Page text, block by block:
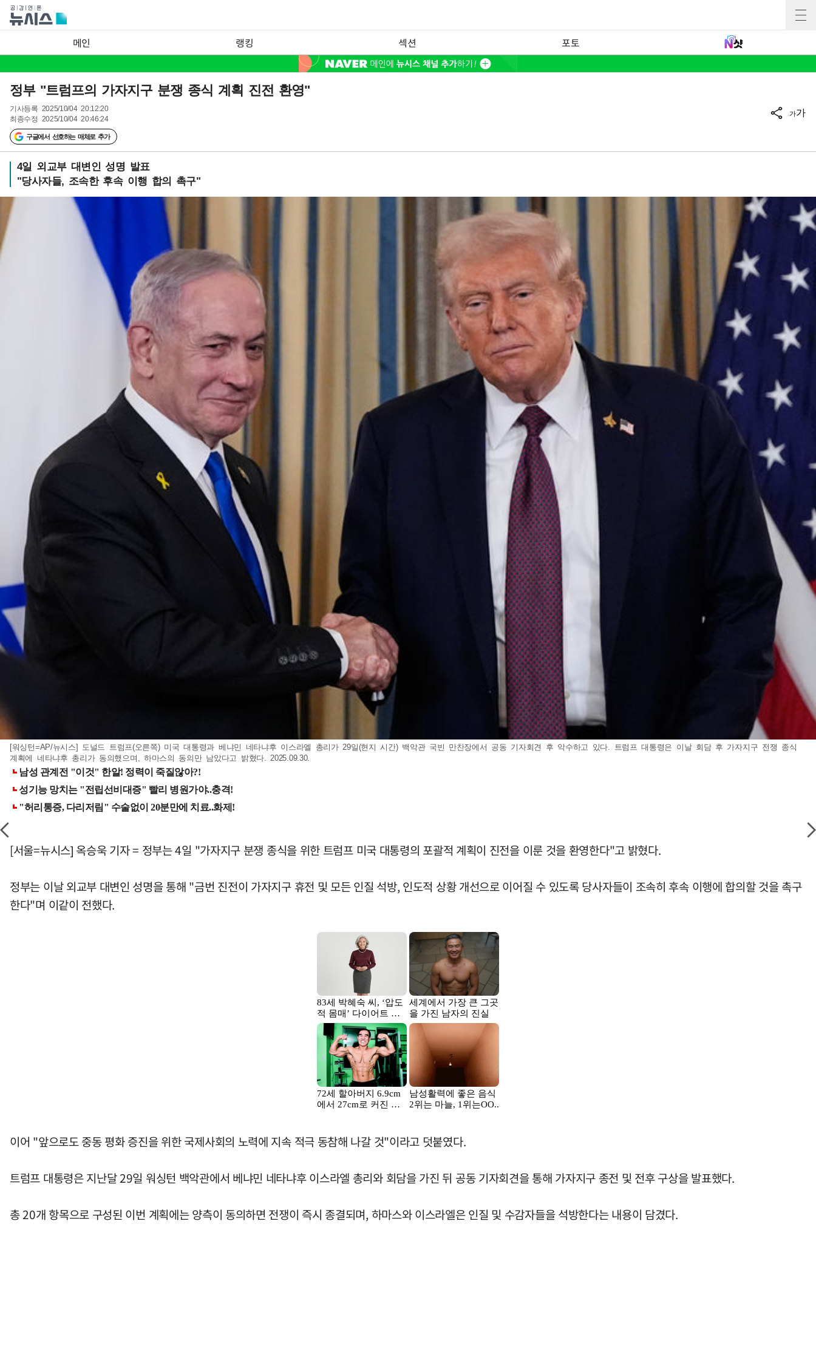
메인 랭킹 섹션 포토
정부 "트럼프의 가자지구 분쟁 종식 계획 진전 환영"
기사등록 2025/10/04 20:12:20
최종수정 2025/10/04 20:46:24
구글에서 선호하는 매체로 추가
가가
4일 외교부 대변인 성명 발표
"당사자들, 조속한 후속 이행 합의 촉구"
[워싱턴=AP/뉴시스] 도널드 트럼프(오른쪽) 미국 대통령과 베냐민 네타냐후 이스라엘 총리가 29일(현지 시간) 백악관 국빈 만찬장에서 공동 기자회견 후 악수하고 있다. 트럼프 대통령은 이날 회담 후 가자지구 전쟁 종식
계획에 네타냐후 총리가 동의했으며, 하마스의 동의만 남았다고 밝혔다. 2025.09.30.
[서울=뉴시스] 옥승욱 기자 = 정부는 4일 "가자지구 분쟁 종식을 위한 트럼프 미국 대통령의 포괄적 계획이 진전을 이룬 것을 환영한다"고 밝혔다.
정부는 이날 외교부 대변인 성명을 통해 "금번 진전이 가자지구 휴전 및 모든 인질 석방, 인도적 상황 개선으로 이어질 수 있도록 당사자들이 조속히 후속 이행에 합의할 것을 촉구
한다"며 이같이 전했다.
이어 "앞으로도 중동 평화 증진을 위한 국제사회의 노력에 지속 적극 동참해 나갈 것"이라고 덧붙였다.
트럼프 대통령은 지난달 29일 워싱턴 백악관에서 베냐민 네타냐후 이스라엘 총리와 회담을 가진 뒤 공동 기자회견을 통해 가자지구 종전 및 전후 구상을 발표했다.
총 20개 항목으로 구성된 이번 계획에는 양측이 동의하면 전쟁이 즉시 종결되며, 하마스와 이스라엘은 인질 및 수감자들을 석방한다는 내용이 담겼다.